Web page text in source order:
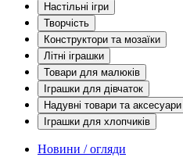
Настільні ігри
Творчість
Конструктори та мозаїки
Літні іграшки
Товари для малюків
Іграшки для дівчаток
Надувні товари та аксесуари
Іграшки для хлопчиків
Новини / огляди